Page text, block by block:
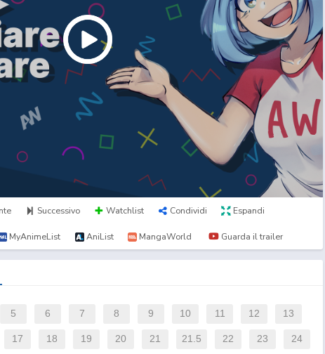
Successivo Watchlist Condividi Espandi
MyAnimeList AniList MangaWorld Guarda il trailer
5 6 7 8 9 10 11 12 13
17 18 19 20 21 21.5 22 23 24